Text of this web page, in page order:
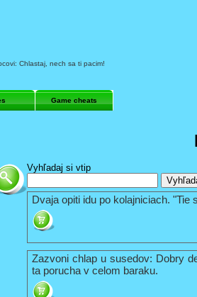
Chlastaj, nech sa ti pacim!
Game cheats
Vyhľadaj si vtip
Dvaja opiti idu po kolajniciach.
Zazvoni chlap u susedov: Dobry
ta porucha v celom baraku.